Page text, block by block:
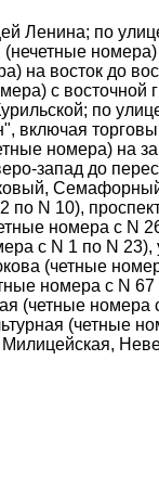
Ленина; по
на восток до
с восточной
по
включая
номера) на
запад до
по N 10),
номера с N
с N 1 по N
(четные
номера с N
(четные номера
(четные